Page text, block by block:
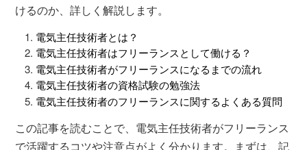
けるのか、詳しく解説します。
電気主任技術者とは？
電気主任技術者はフリーランスとして働ける？
電気主任技術者がフリーランスになるまでの流れ
電気主任技術者の資格試験の勉強法
電気主任技術者のフリーランスに関するよくある質問
この記事を読むことで、電気主任技術者がフリーランス
で活躍するコツや注意点がよく分かります。まずは、記